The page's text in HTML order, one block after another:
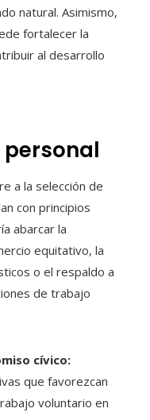
natural. Asimismo,
fortalecer la
al desarrollo
a la selección de
con principios
abarcar la
equitativo, la
o el respaldo a
de trabajo
cívico:
que favorezcan
voluntario en